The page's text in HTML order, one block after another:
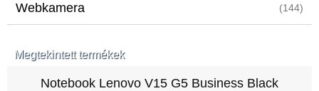
Webkamera (144)
Megtekintett termékek
Notebook Lenovo V15 G5 Business Black